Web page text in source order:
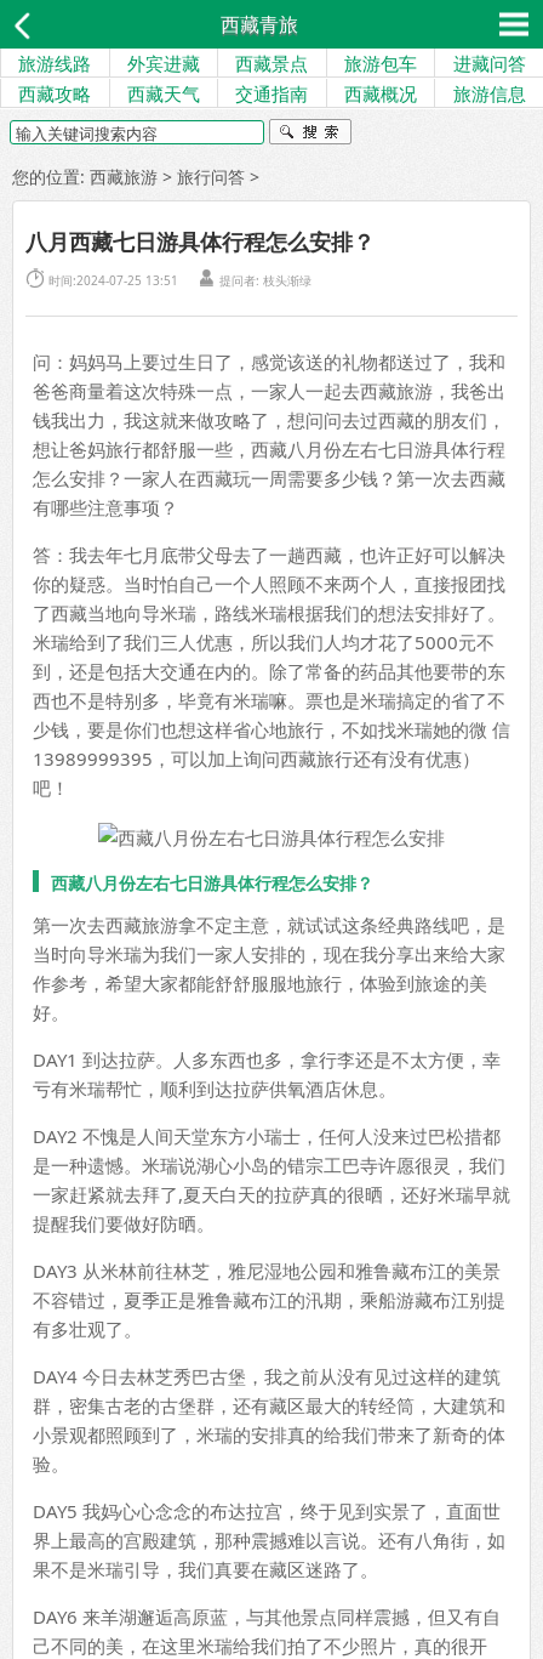
西藏青旅
旅游线路 外宾进藏 西藏景点 旅游包车
进藏问答
西藏攻略
西藏天气 交通指南 西藏概况 旅游信息
您的位置: 西藏旅游 > 旅行问答 >
八月西藏七日游具体行程怎么安排？
 时间:2024-07-25 13:51  提问者: 枝头渐绿
问：妈妈马上要过生日了，感觉该送的礼物都送过了，我和
爸爸商量着这次特殊一点，一家人一起去西藏旅游，我爸出
钱我出力，我这就来做攻略了，想问问去过西藏的朋友们，
想让爸妈旅行都舒服一些，西藏八月份左右七日游具体行程
怎么安排？一家人在西藏玩一周需要多少钱？第一次去西藏
有哪些注意事项？
答：我去年七月底带父母去了一趟西藏，也许正好可以解决
你的疑惑。当时怕自己一个人照顾不来两个人，直接报团找
了西藏当地向导米瑞，路线米瑞根据我们的想法安排好了。
米瑞给到了我们三人优惠，所以我们人均才花了5000元不
到，还是包括大交通在内的。除了常备的药品其他要带的东
西也不是特别多，毕竟有米瑞嘛。票也是米瑞搞定的省了不
少钱，要是你们也想这样省心地旅行，不如找米瑞她的微 信
13989999395，可以加上询问西藏旅行还有没有优惠）
吧！
西藏八月份左右七日游具体行程怎么安排？
第一次去西藏旅游拿不定主意，就试试这条经典路线吧，是
当时向导米瑞为我们一家人安排的，现在我分享出来给大家
作参考，希望大家都能舒舒服服地旅行，体验到旅途的美
好。
DAY1 到达拉萨。人多东西也多，拿行李还是不太方便，幸
亏有米瑞帮忙，顺利到达拉萨供氧酒店休息。
DAY2 不愧是人间天堂东方小瑞士，任何人没来过巴松措都
是一种遗憾。米瑞说湖心小岛的错宗工巴寺许愿很灵，我们
一家赶紧就去拜了,夏天白天的拉萨真的很晒，还好米瑞早就
提醒我们要做好防晒。
DAY3 从米林前往林芝，雅尼湿地公园和雅鲁藏布江的美景
不容错过，夏季正是雅鲁藏布江的汛期，乘船游藏布江别提
有多壮观了。
DAY4 今日去林芝秀巴古堡，我之前从没有见过这样的建筑
群，密集古老的古堡群，还有藏区最大的转经筒，大建筑和
小景观都照顾到了，米瑞的安排真的给我们带来了新奇的体
验。
DAY5 我妈心心念念的布达拉宫，终于见到实景了，直面世
界上最高的宫殿建筑，那种震撼难以言说。还有八角街，如
果不是米瑞引导，我们真要在藏区迷路了。
DAY6 来羊湖邂逅高原蓝，与其他景点同样震撼，但又有自
己不同的美，在这里米瑞给我们拍了不少照片，真的很开